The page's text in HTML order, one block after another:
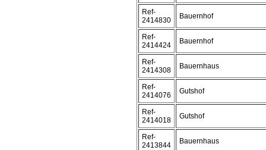
Ref-
2414830
Bauernhof
Ref-
2414424
Bauernhof
Ref-
2414308
Bauernhaus
Ref-
2414076
Gutshof
Ref-
2414018
Gutshof
Ref-
2413844
Bauernhaus